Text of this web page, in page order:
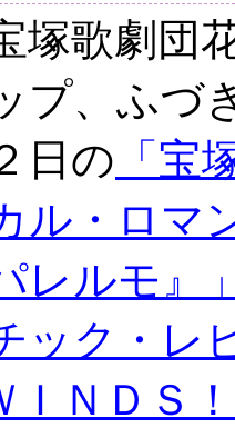
塚歌劇団
プ、ふづ
日の 「宝
ル・ロマ
レルモ』
ック・レ
ＮＤＳ